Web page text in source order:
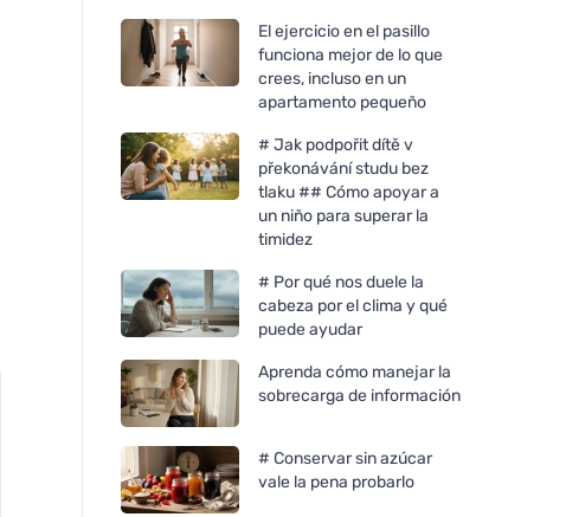
El ejercicio en el pasillo
funciona mejor de lo que
crees, incluso en un
apartamento pequeño
# Jak podpořit dítě v
překonávání studu bez
tlaku ## Cómo apoyar a
un niño para superar la
timidez
# Por qué nos duele la
cabeza por el clima y qué
puede ayudar
Aprenda cómo manejar la
sobrecarga de información
# Conservar sin azúcar
vale la pena probarlo